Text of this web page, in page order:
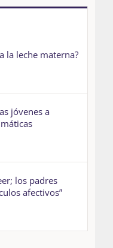
la leche materna?
jóvenes a
los padres
afectivos”